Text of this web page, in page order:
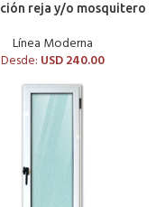
reja y/o mosquitero
Línea Moderna
Desde: USD240.00